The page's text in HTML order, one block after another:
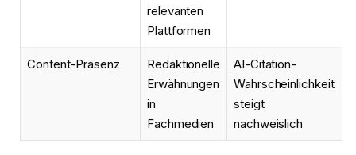
relevanten
Plattformen
Content-Präsenz
Redaktionelle
Erwähnungen
in
Fachmedien
AI-Citation-
Wahrscheinlichkeit
steigt
nachweislich